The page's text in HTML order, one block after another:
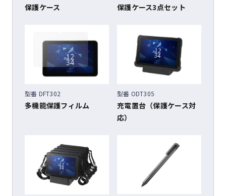
保護ケース 保護ケース3点セット
型番 DFT302
多機能保護フィルム
型番 ODT305
充電置台（保護ケース対
応）